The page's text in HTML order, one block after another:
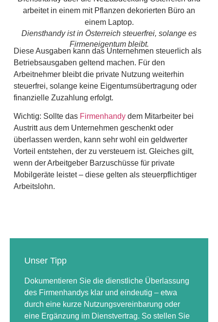
Diensthandy ist in Österreich steuerfrei, solange es
Firmeneigentum bleibt.
Diese Ausgaben kann das Unternehmen steuerlich als
Betriebsausgaben geltend machen. Für den
Arbeitnehmer bleibt die private Nutzung weiterhin
steuerfrei, solange keine Eigentumsübertragung oder
finanzielle Zuzahlung erfolgt.
Wichtig: Sollte das Firmenhandy dem Mitarbeiter bei
Austritt aus dem Unternehmen geschenkt oder
überlassen werden, kann sehr wohl ein geldwerter
Vorteil entstehen, der zu versteuern ist. Gleiches gilt,
wenn der Arbeitgeber Barzuschüsse für private
Mobilgeräte leistet – diese gelten als steuerpflichtiger
Arbeitslohn.
Unser Tipp
Dokumentieren Sie die dienstliche Überlassung
des Firmenhandys klar und eindeutig – etwa
durch eine kurze Nutzungsvereinbarung oder
eine Ergänzung im Dienstvertrag. So stellen Sie